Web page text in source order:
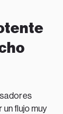
flujo muy